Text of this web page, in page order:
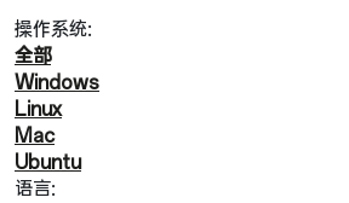
操作系统:
全部
Windows
Linux
Mac
Ubuntu
语言: